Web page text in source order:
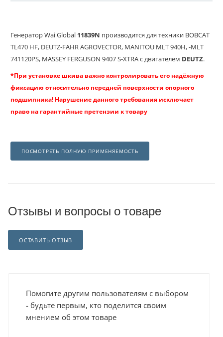
Генератор Wai Global 11839N производится для техники BOBCAT
TL470 HF, DEUTZ-FAHR AGROVECTOR, MANITOU MLT 940H, -MLT
741120PS, MASSEY FERGUSON 9407 S-XTRA с двигателем DEUTZ.
*При установке шкива важно контролировать его надёжную
фиксацию относительно передней поверхности опорного
подшипника! Нарушение данного требования исключает
право на гарантийные претензии к товару
ПОСМОТРЕТЬ ПОЛНУЮ ПРИМЕНЯЕМОСТЬ
Отзывы и вопросы о товаре
ОСТАВИТЬ ОТЗЫВ
Помогите другим пользователям с выбором
- будьте первым, кто поделится своим
мнением об этом товаре